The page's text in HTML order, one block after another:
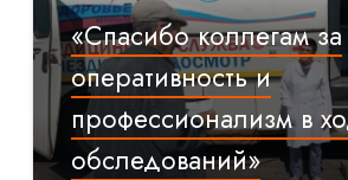
«Спасибо коллегам за
оперативность и
профессионализм в
обследований»